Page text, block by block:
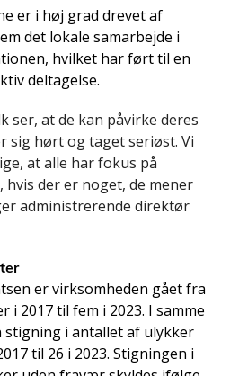
er i høj grad drevet af
det lokale samarbejde i
hvilket har ført til en
deltagelse.
ser, at de kan påvirke deres
sig hørt og taget seriøst. Vi
at alle har fokus på
der er noget, de mener
administrerende direktør
er virksomheden gået fra
i 2017 til fem i 2023. I samme
stigning i antallet af ulykker
til 26 i 2023. Stigningen i